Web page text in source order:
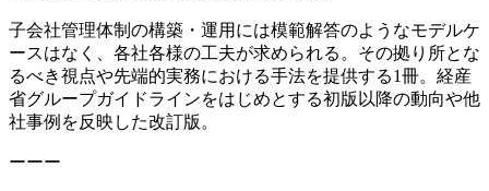
子会社管理体制の構築・運用には模範解答のようなモデルケ
ースはなく、各社各様の工夫が求められる。その拠り所とな
るべき視点や先端的実務における手法を提供する1冊。経産
省グループガイドラインをはじめとする初版以降の動向や他
社事例を反映した改訂版。
ーーー